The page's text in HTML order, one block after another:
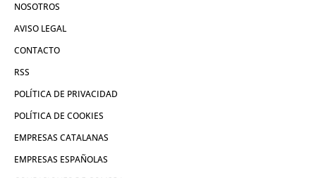
NOSOTROS
AVISO LEGAL
CONTACTO
RSS
POLÍTICA DE PRIVACIDAD
POLÍTICA DE COOKIES
EMPRESAS CATALANAS
EMPRESAS ESPAÑOLAS